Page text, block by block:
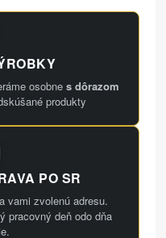
osobne s dôrazom
produkty
PO SR
vami zvolenú adresu.
pracovný deň odo dňa